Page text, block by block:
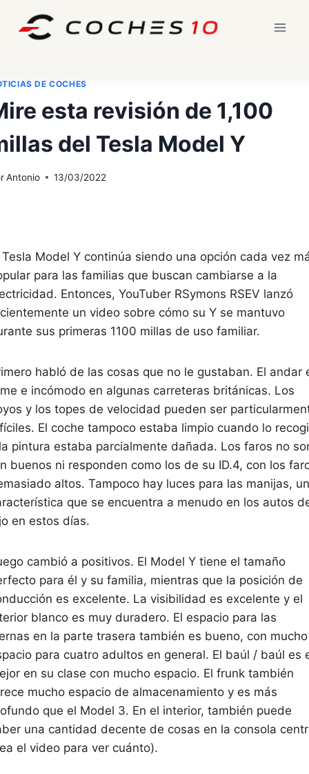
DE COCHES
esta revisión de 1,100
del Tesla Model Y
Antonio 13/03/2022
Tesla Model Y continúa siendo una opción cada vez
para las familias que buscan cambiarse a la
Entonces, YouTuber RSymons RSEV lanzó
un video sobre cómo su Y se mantuvo
sus primeras 1100 millas de uso familiar.
habló de las cosas que no le gustaban. El andar
e incómodo en algunas carreteras británicas. Los
y los topes de velocidad pueden ser
El coche tampoco estaba limpio cuando lo
pintura estaba parcialmente dañada. Los faros no
buenos ni responden como los de su ID.4, con los
altos. Tampoco hay luces para las manijas,
que se encuentra a menudo en los autos
en estos días.
cambió a positivos. El Model Y tiene el tamaño
para él y su familia, mientras que la posición de
es excelente. La visibilidad es excelente y el
blanco es muy duradero. El espacio para las
en la parte trasera también es bueno, con mucho
para cuatro adultos en general. El baúl / baúl es
en su clase con mucho espacio. El frunk también
mucho espacio de almacenamiento y es más
que el Model 3. En el interior, también puede
una cantidad decente de cosas en la consola
el video para ver cuánto).